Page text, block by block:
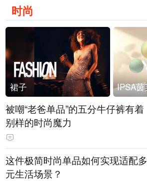
时尚
裙子
被嘲“老爸单品”的五分牛仔裤有着
别样的时尚魔力
这件极简时尚单品如何实现适配多
元生活场景？